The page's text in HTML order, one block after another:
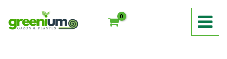
contenu